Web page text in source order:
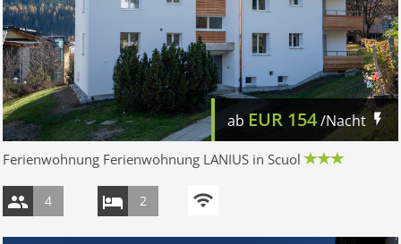
ab EUR 154/Nacht
Ferienwohnung Ferienwohnung LANIUS in Scuol
4 2